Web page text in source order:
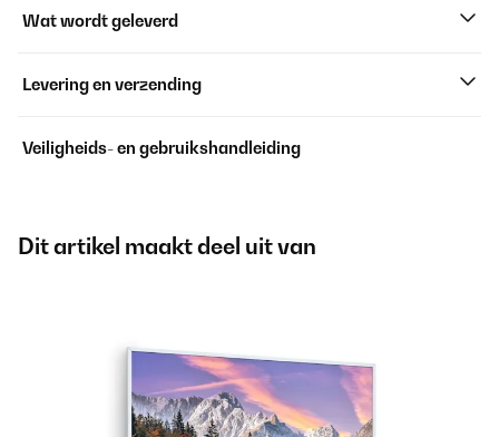
Wat wordt geleverd
Levering en verzending
Veiligheids- en gebruikshandleiding
Dit artikel maakt deel uit van